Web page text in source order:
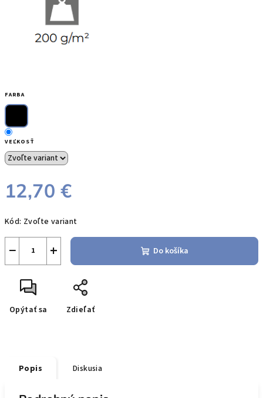
FARBA
VEĽKOSŤ
12,70 €
cena:
Kód: Zvoľte variant
+
− Do košíka
Opýtať sa Zdieľať
Popis Diskusia